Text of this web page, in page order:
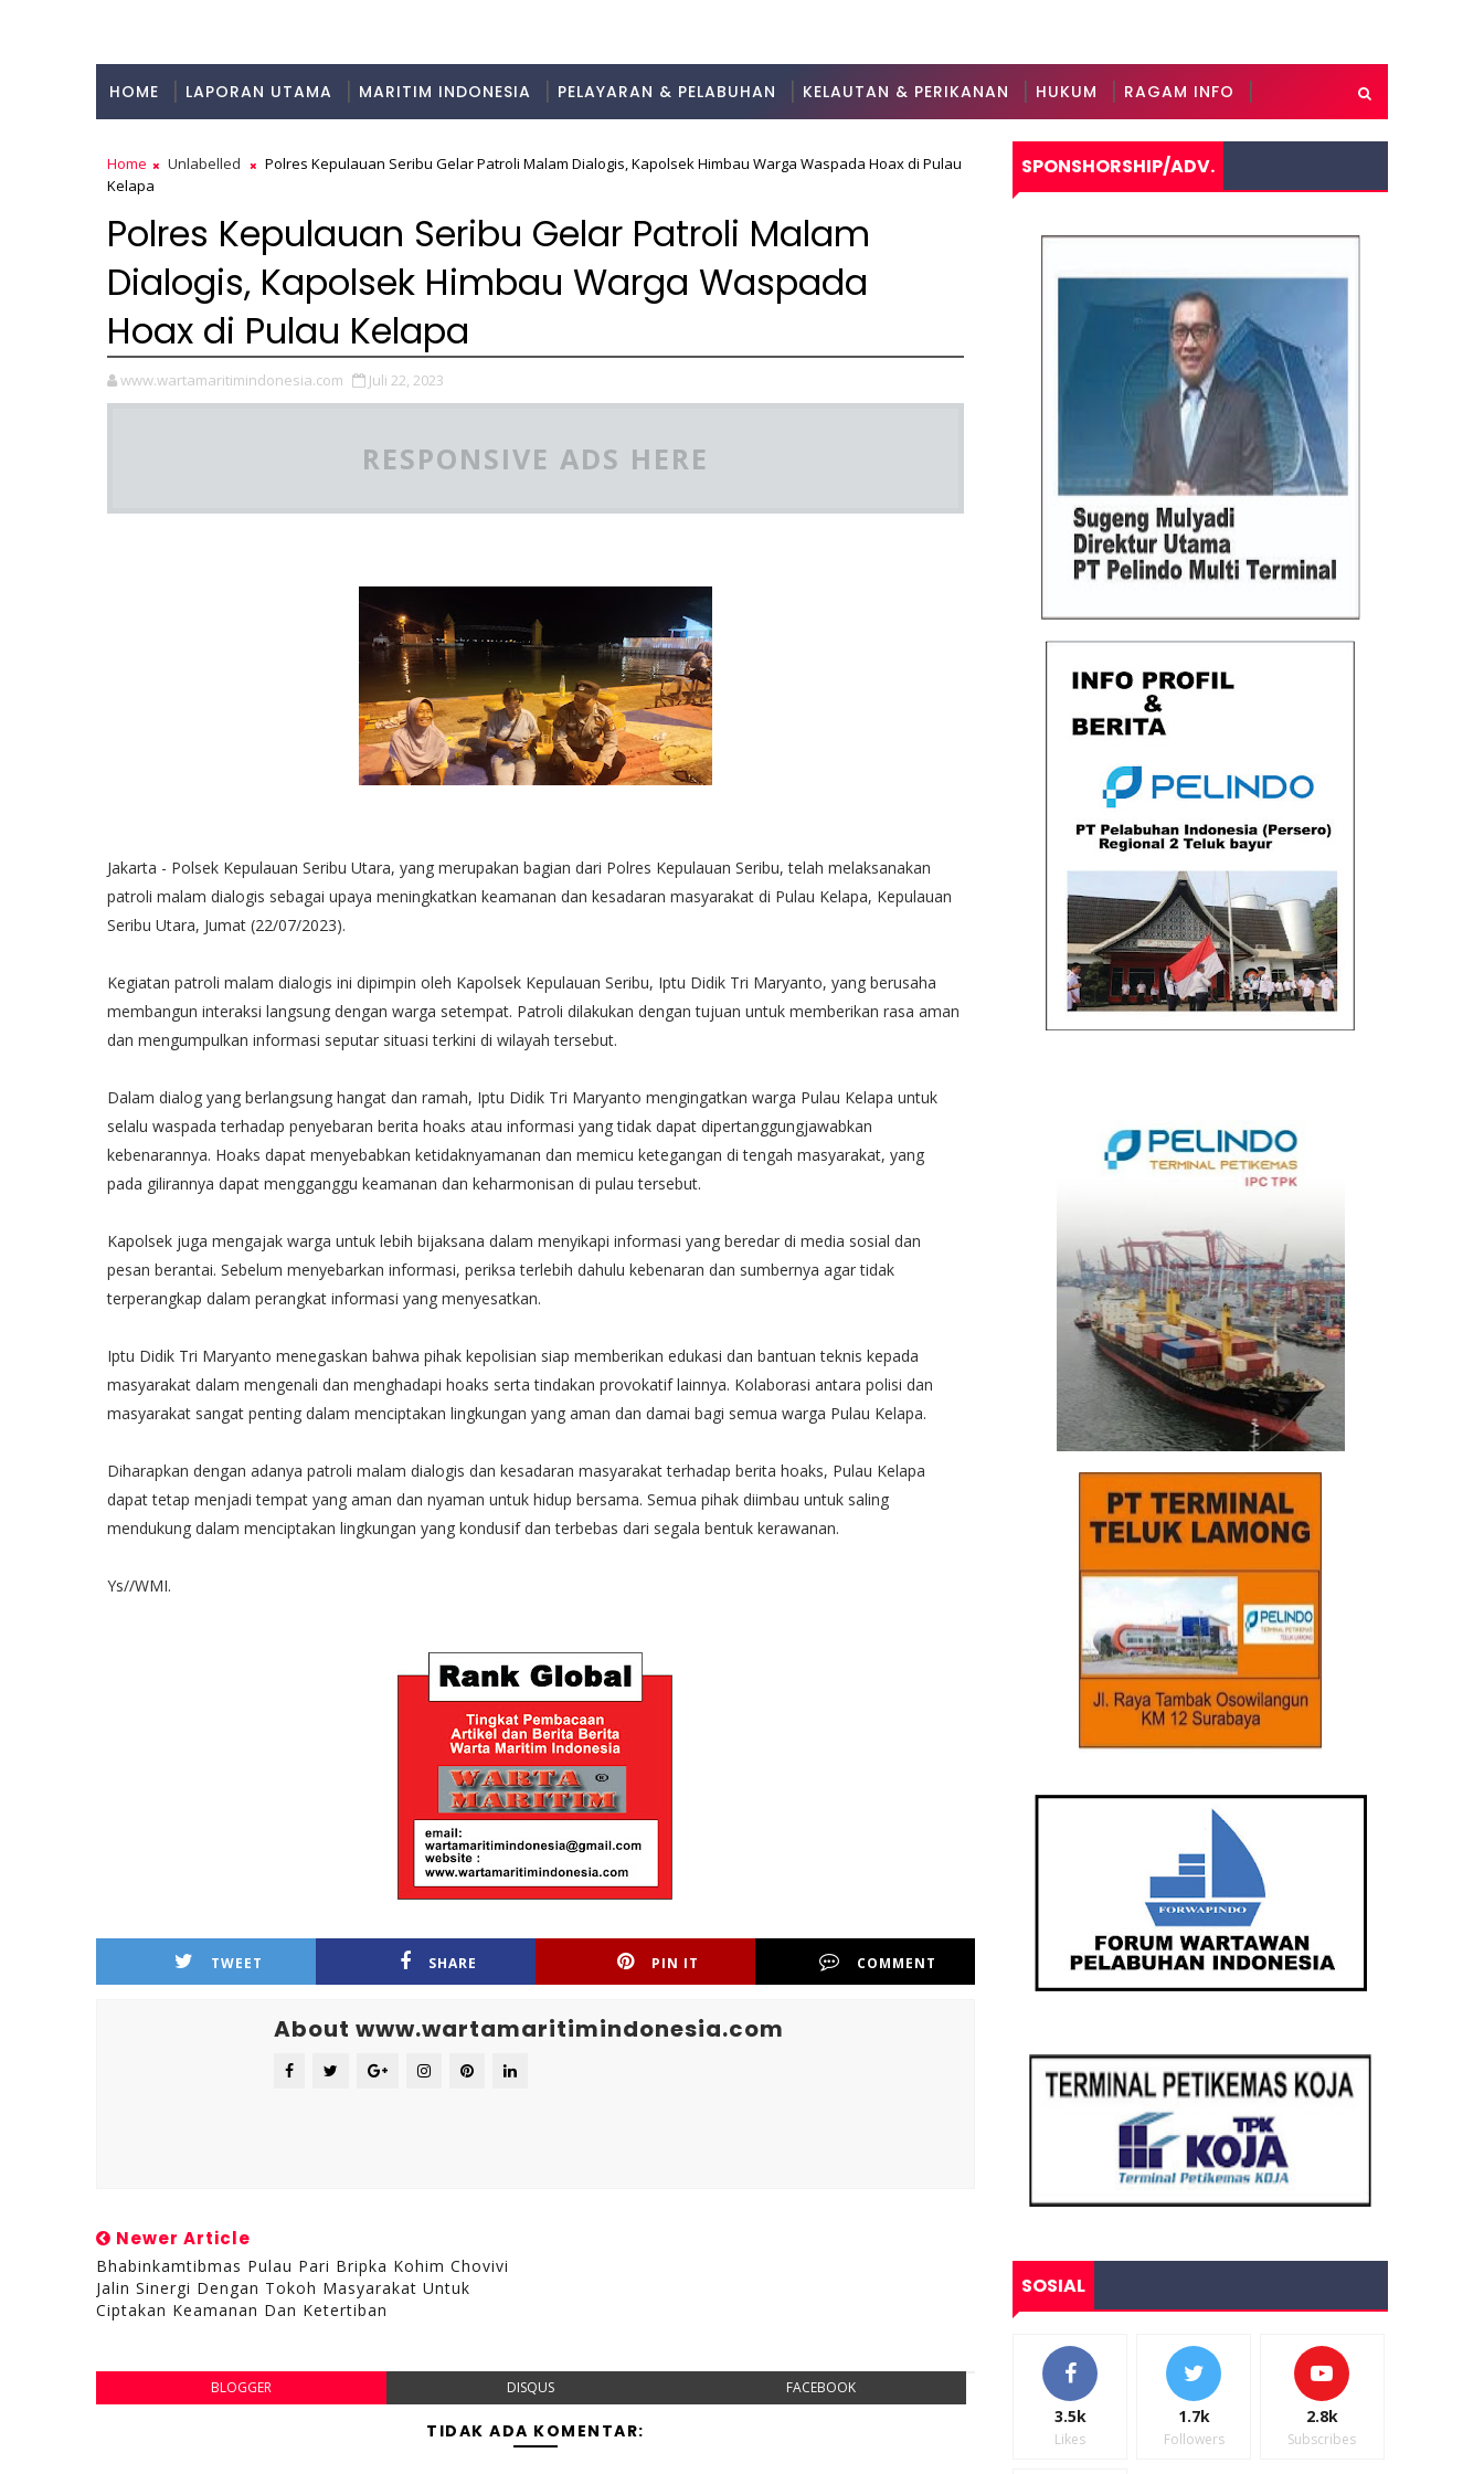
HOME LAPORAN UTAMA MARITIM INDONESIA PELAYARAN & PELABUHAN KELAUTAN & PERIKANAN HUKUM RAGAM INFO
Home Unlabelled
Polres Kepulauan Seribu Gelar Patroli Malam Dialogis, Kapolsek Himbau Warga Waspada Hoax di Pulau
Kelapa
Polres Kepulauan Seribu Gelar Patroli Malam
Dialogis, Kapolsek Himbau Warga Waspada
Hoax di Pulau Kelapa
www.wartamaritimindonesia.com Juli 22, 2023
RESPONSIVE ADS HERE
Jakarta - Polsek Kepulauan Seribu Utara, yang merupakan bagian dari Polres Kepulauan Seribu, telah melaksanakan
patroli malam dialogis sebagai upaya meningkatkan keamanan dan kesadaran masyarakat di Pulau Kelapa, Kepulauan
Seribu Utara, Jumat (22/07/2023).
Kegiatan patroli malam dialogis ini dipimpin oleh Kapolsek Kepulauan Seribu, Iptu Didik Tri Maryanto, yang berusaha
membangun interaksi langsung dengan warga setempat. Patroli dilakukan dengan tujuan untuk memberikan rasa aman
dan mengumpulkan informasi seputar situasi terkini di wilayah tersebut.
Dalam dialog yang berlangsung hangat dan ramah, Iptu Didik Tri Maryanto mengingatkan warga Pulau Kelapa untuk
selalu waspada terhadap penyebaran berita hoaks atau informasi yang tidak dapat dipertanggungjawabkan
kebenarannya. Hoaks dapat menyebabkan ketidaknyamanan dan memicu ketegangan di tengah masyarakat, yang
pada gilirannya dapat mengganggu keamanan dan keharmonisan di pulau tersebut.
Kapolsek juga mengajak warga untuk lebih bijaksana dalam menyikapi informasi yang beredar di media sosial dan
pesan berantai. Sebelum menyebarkan informasi, periksa terlebih dahulu kebenaran dan sumbernya agar tidak
terperangkap dalam perangkat informasi yang menyesatkan.
Iptu Didik Tri Maryanto menegaskan bahwa pihak kepolisian siap memberikan edukasi dan bantuan teknis kepada
masyarakat dalam mengenali dan menghadapi hoaks serta tindakan provokatif lainnya. Kolaborasi antara polisi dan
masyarakat sangat penting dalam menciptakan lingkungan yang aman dan damai bagi semua warga Pulau Kelapa.
Diharapkan dengan adanya patroli malam dialogis dan kesadaran masyarakat terhadap berita hoaks, Pulau Kelapa
dapat tetap menjadi tempat yang aman dan nyaman untuk hidup bersama. Semua pihak diimbau untuk saling
mendukung dalam menciptakan lingkungan yang kondusif dan terbebas dari segala bentuk kerawanan.
Ys//WMI.
TWEET SHARE PIN IT COMMENT
About www.wartamaritimindonesia.com
Newer Article
Bhabinkamtibmas Pulau Pari Bripka Kohim Chovivi
Jalin Sinergi Dengan Tokoh Masyarakat Untuk
Ciptakan Keamanan Dan Ketertiban
BLOGGER DISQUS FACEBOOK
TIDAK ADA KOMENTAR:
SPONSHORSHIP/ADV.
SOSIAL
3.5k
Likes
1.7k
Followers
2.8k
Subscribes